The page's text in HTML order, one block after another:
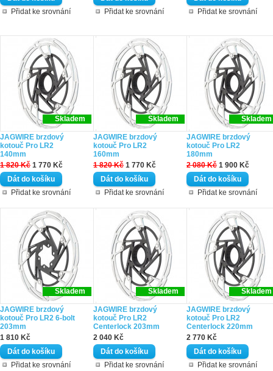
Přidat ke srovnání Přidat ke srovnání Přidat ke srovnání
Skladem
JAGWIRE brzdový
kotouč Pro LR2
140mm
1 820 Kč 1 770 Kč
Přidat ke srovnání
Skladem
JAGWIRE brzdový
kotouč Pro LR2
160mm
1 820 Kč 1 770 Kč
Přidat ke srovnání
Skladem
JAGWIRE brzdový
kotouč Pro LR2
180mm
2 080 Kč 1 900 Kč
Přidat ke srovnání
Skladem
JAGWIRE brzdový
kotouč Pro LR2 6-bolt
203mm
1 810 Kč
Přidat ke srovnání
Skladem
JAGWIRE brzdový
kotouč Pro LR2
Centerlock 203mm
2 040 Kč
Přidat ke srovnání
Skladem
JAGWIRE brzdový
kotouč Pro LR2
Centerlock 220mm
2 770 Kč
Přidat ke srovnání